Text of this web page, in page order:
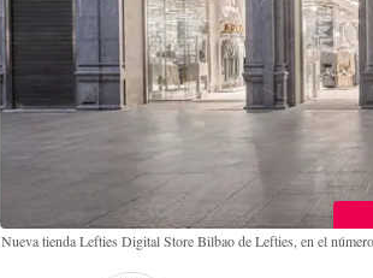
Nueva tienda Lefties Digital Store Bilbao de Lefties, en el